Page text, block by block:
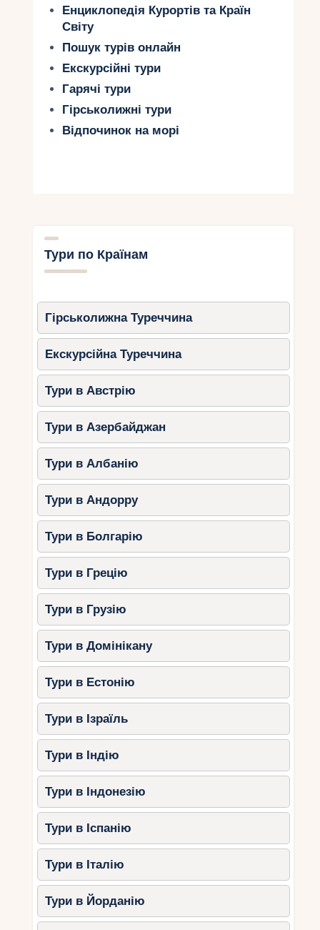
Енциклопедія Курортів та Країн
Світу
Пошук турів онлайн
Екскурсійні тури
Гарячі тури
Гірськолижні тури
Відпочинок на морі
Тури по Країнам
Гірськолижна Туреччина
Екскурсійна Туреччина
Тури в Австрію
Тури в Азербайджан
Тури в Албанію
Тури в Андорру
Тури в Болгарію
Тури в Грецію
Тури в Грузію
Тури в Домінікану
Тури в Естонію
Тури в Ізраїль
Тури в Індію
Тури в Індонезію
Тури в Іспанію
Тури в Італію
Тури в Йорданію